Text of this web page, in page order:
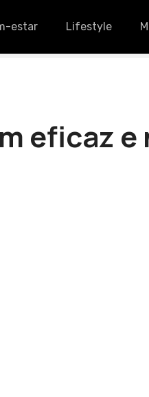
estar Lifestyle
eficaz